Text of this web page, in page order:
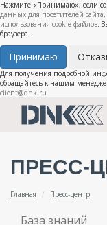
Нажмите «Принимаю», если
данных для посетителей сайта,
использования cookie-файлов.
браузера.
Принимаю
Для получения подробной
обращайтесь к нашим
client@dnk.ru
ПРЕСС-
Главная Пресс-центр
База знаний